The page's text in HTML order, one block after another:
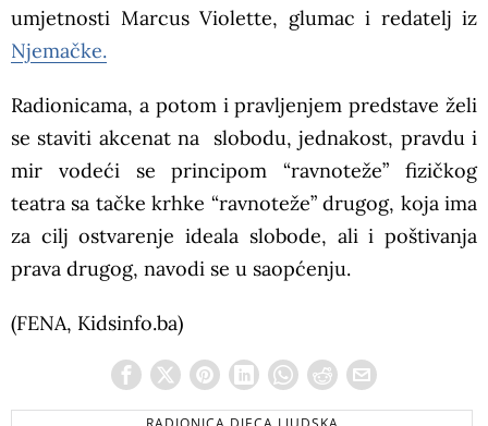
umjetnosti Marcus Violette, glumac i redatelj iz
Njemačke.
Radionicama, a potom i pravljenjem predstave želi
se staviti akcenat na slobodu, jednakost, pravdu i
mir vodeći se principom “ravnoteže” fizičkog
teatra sa tačke krhke “ravnoteže” drugog, koja ima
za cilj ostvarenje ideala slobode, ali i poštivanja
prava drugog, navodi se u saopćenju.
(FENA, Kidsinfo.ba)